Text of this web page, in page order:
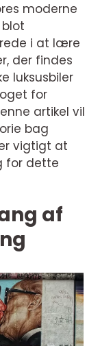
moderne
i at lære
der findes
luksusbiler
for
artikel vil
bag
vigtigt at
for dette
af